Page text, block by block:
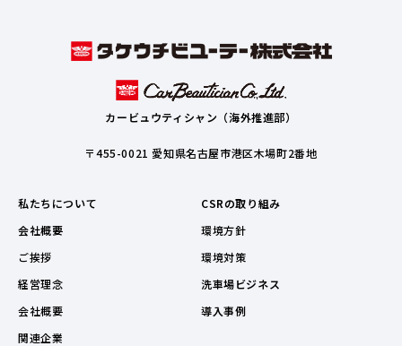
カービュウティシャン（海外推進部）
〒455-0021 愛知県名古屋市港区木場町2番地
私たちについて
会社概要
ご挨拶
経営理念
会社概要
関連企業
CSRの取り組み
環境方針
環境対策
洗車場ビジネス
導入事例